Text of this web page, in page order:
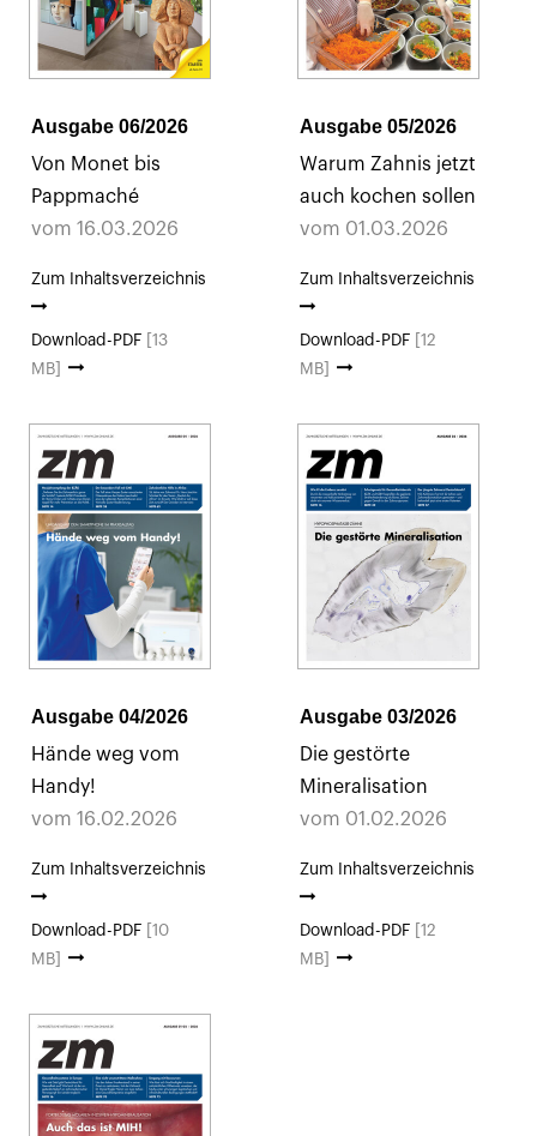
Ausgabe 06/2026
Von Monet bis
Pappmaché
vom 16.03.2026
Zum Inhaltsverzeichnis
Download-PDF
[13
MB]
Ausgabe 05/2026
Warum Zahnis jetzt
auch kochen sollen
vom 01.03.2026
Zum Inhaltsverzeichnis
Download-PDF
[12
MB]
Ausgabe 04/2026
Hände weg vom
Handy!
vom 16.02.2026
Zum Inhaltsverzeichnis
Download-PDF
[10
MB]
Ausgabe 03/2026
Die gestörte
Mineralisation
vom 01.02.2026
Zum Inhaltsverzeichnis
Download-PDF
[12
MB]